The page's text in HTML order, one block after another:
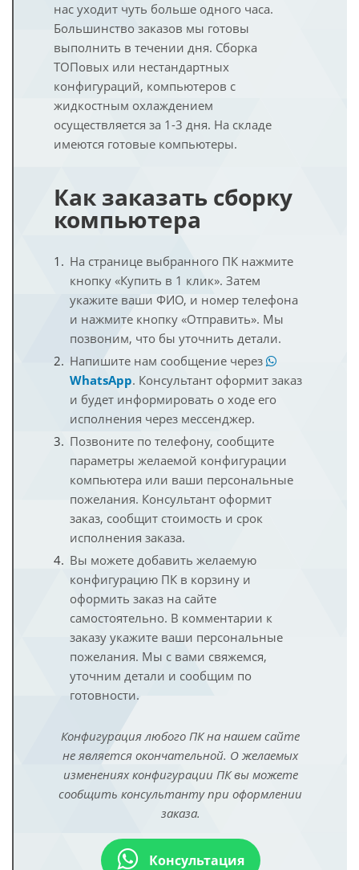
нас уходит чуть больше одного часа.
Большинство заказов мы готовы
выполнить в течении дня. Сборка
ТОПовых или нестандартных
конфигураций, компьютеров с
жидкостным охлаждением
осуществляется за 1-3 дня. На складе
имеются готовые компьютеры.
Как заказать сборку
компьютера
На странице выбранного ПК нажмите
кнопку «Купить в 1 клик». Затем
укажите ваши ФИО, и номер телефона
и нажмите кнопку «Отправить». Мы
позвоним, что бы уточнить детали.
Напишите нам сообщение через
WhatsApp. Консультант оформит заказ
и будет информировать о ходе его
исполнения через мессенджер.
Позвоните по телефону, сообщите
параметры желаемой конфигурации
компьютера или ваши персональные
пожелания. Консультант оформит
заказ, сообщит стоимость и срок
исполнения заказа.
Вы можете добавить желаемую
конфигурацию ПК в корзину и
оформить заказ на сайте
самостоятельно. В комментарии к
заказу укажите ваши персональные
пожелания. Мы с вами свяжемся,
уточним детали и сообщим по
готовности.
Конфигурация любого ПК на нашем сайте
не является окончательной. О желаемых
изменениях конфигурации ПК вы можете
сообщить консультанту при оформлении
заказа.
Консультация